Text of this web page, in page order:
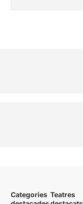
Categories Teatres